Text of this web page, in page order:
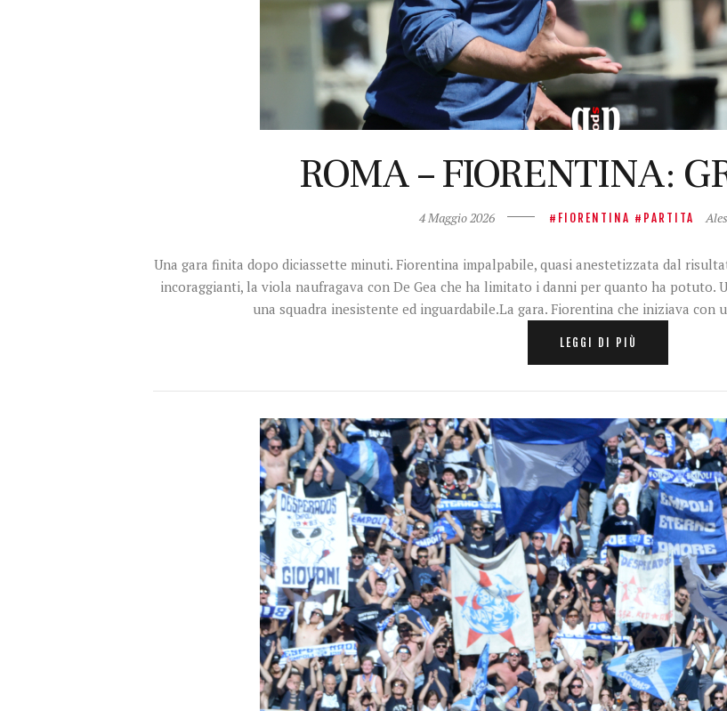
ROMA – FIORENTINA:
4 Maggio 2026 FIORENTINA PARTITA
Una gara finita dopo diciassette minuti. Fiorentina impalpabile, quasi anestetizzata dal
incoraggianti, la viola naufragava con De Gea che ha limitato i danni per quanto ha potuto.
una squadra inesistente ed inguardabile.La gara. Fiorentina che iniziava
LEGGI DI PIÙ